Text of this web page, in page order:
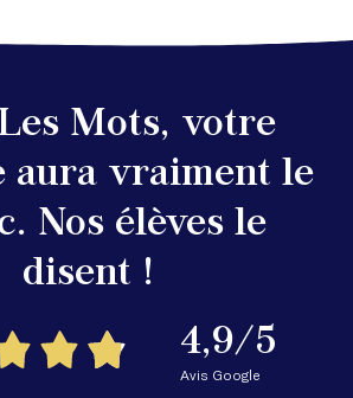
Mots, votre
aura vraiment le
Nos élèves le
disent !
4,9/5
Avis Google